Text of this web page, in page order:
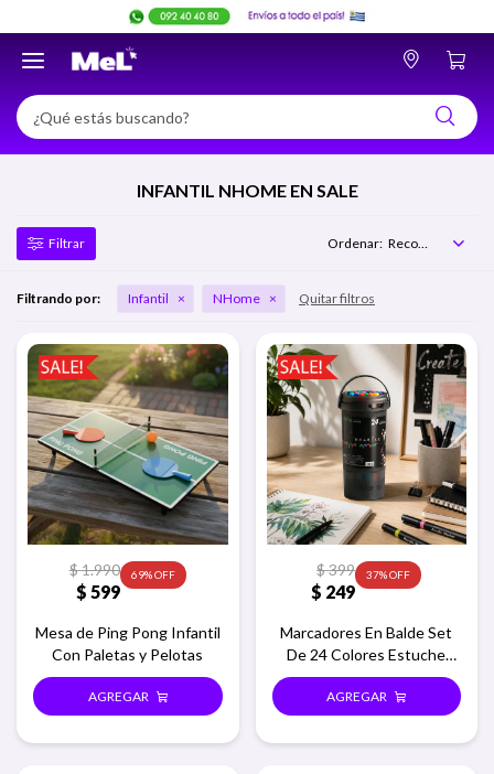

INFANTIL NHOME EN SALE
Recomendados
Filtrando por: Infantil NHome Quitar filtros
$ 599
$1.990 69
Mesa de Ping Pong Infantil
Con Paletas y Pelotas
$ 249
$399 37
Marcadores En Balde Set
De 24 Colores Estuche
Redondo